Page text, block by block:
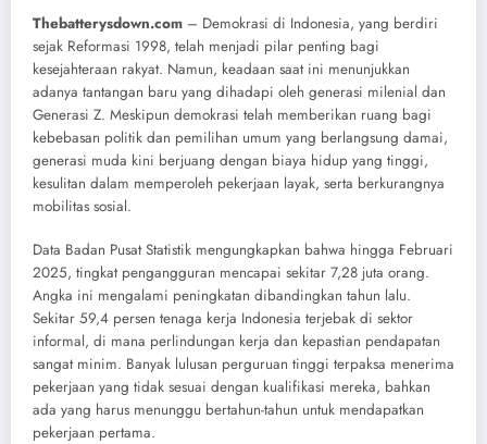
Thebatterysdown.com – Demokrasi di Indonesia, yang berdiri
sejak Reformasi 1998, telah menjadi pilar penting bagi
kesejahteraan rakyat. Namun, keadaan saat ini menunjukkan
adanya tantangan baru yang dihadapi oleh generasi milenial dan
Generasi Z. Meskipun demokrasi telah memberikan ruang bagi
kebebasan politik dan pemilihan umum yang berlangsung damai,
generasi muda kini berjuang dengan biaya hidup yang tinggi,
kesulitan dalam memperoleh pekerjaan layak, serta berkurangnya
mobilitas sosial.
Data Badan Pusat Statistik mengungkapkan bahwa hingga Februari
2025, tingkat pengangguran mencapai sekitar 7,28 juta orang.
Angka ini mengalami peningkatan dibandingkan tahun lalu.
Sekitar 59,4 persen tenaga kerja Indonesia terjebak di sektor
informal, di mana perlindungan kerja dan kepastian pendapatan
sangat minim. Banyak lulusan perguruan tinggi terpaksa menerima
pekerjaan yang tidak sesuai dengan kualifikasi mereka, bahkan
ada yang harus menunggu bertahun-tahun untuk mendapatkan
pekerjaan pertama.